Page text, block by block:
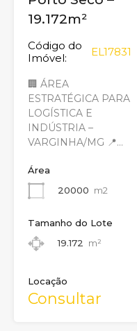
19.172m²
Código do
Imóvel:
EL17831
🏢 ÁREA
ESTRATÉGICA PARA
LOGÍSTICA E
INDÚSTRIA –
VARGINHA/MG 📍…
Área
20000 m2
Tamanho do Lote
19.172
m²
Locação
Consultar